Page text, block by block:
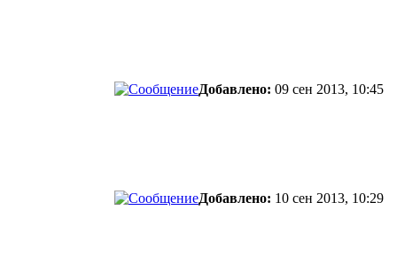
Добавлено: 09 сен 2013, 10:45
Добавлено: 10 сен 2013, 10:29